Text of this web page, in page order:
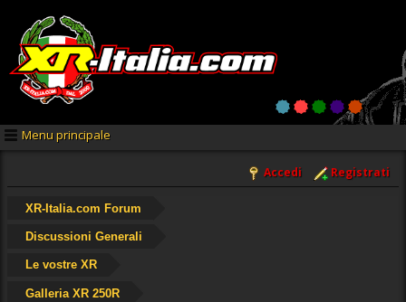
Menu principale
Accedi Registrati
XR-Italia.com Forum
Discussioni Generali
Le vostre XR
Galleria XR 250R